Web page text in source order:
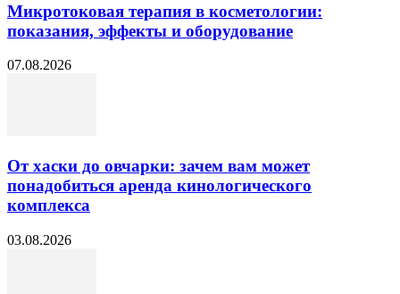
Микротоковая терапия в косметологии:
показания, эффекты и оборудование
07.08.2026
От хаски до овчарки: зачем вам может
понадобиться аренда кинологического
комплекса
03.08.2026